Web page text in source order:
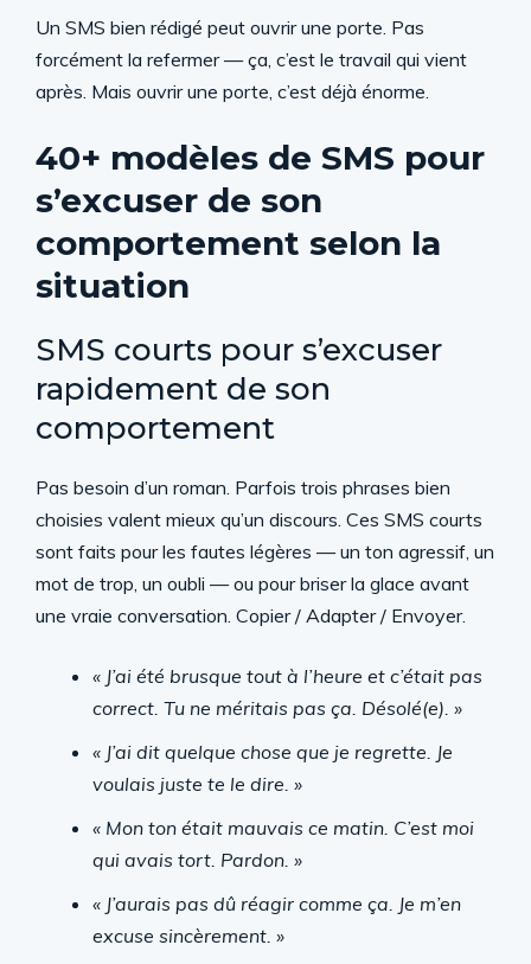
Un SMS bien rédigé peut ouvrir une porte. Pas
forcément la refermer — ça, c’est le travail qui vient
après. Mais ouvrir une porte, c’est déjà énorme.
40+ modèles de SMS pour
s’excuser de son
comportement selon la
situation
SMS courts pour s’excuser
rapidement de son
comportement
Pas besoin d’un roman. Parfois trois phrases bien
choisies valent mieux qu’un discours. Ces SMS courts
sont faits pour les fautes légères — un ton agressif, un
mot de trop, un oubli — ou pour briser la glace avant
une vraie conversation. Copier / Adapter / Envoyer.
« J’ai été brusque tout à l’heure et c’était pas
correct. Tu ne méritais pas ça. Désolé(e). »
« J’ai dit quelque chose que je regrette. Je
voulais juste te le dire. »
« Mon ton était mauvais ce matin. C’est moi
qui avais tort. Pardon. »
« J’aurais pas dû réagir comme ça. Je m’en
excuse sincèrement. »